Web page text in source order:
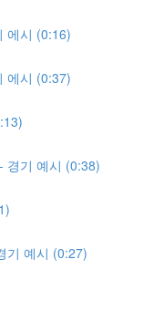
에시 (0:16)
에시 (0:37)
경기 예시 (0:38)
기 예시 (0:27)